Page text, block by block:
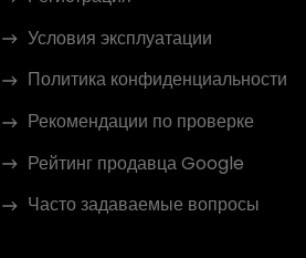
Условия эксплуатации
Политика конфиденциальности
Рекомендации по проверке
Рейтинг продавца Google
Часто задаваемые вопросы